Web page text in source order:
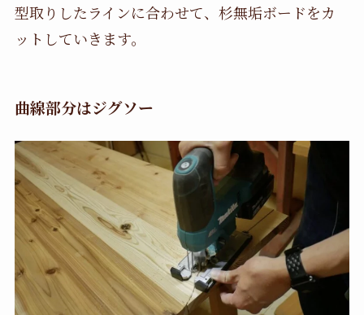
型取りしたラインに合わせて、杉無垢ボードをカ
ットしていきます。
曲線部分はジグソー